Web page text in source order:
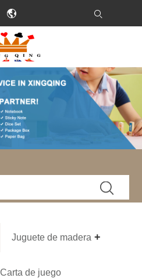
Juguete de madera
Carta de juego